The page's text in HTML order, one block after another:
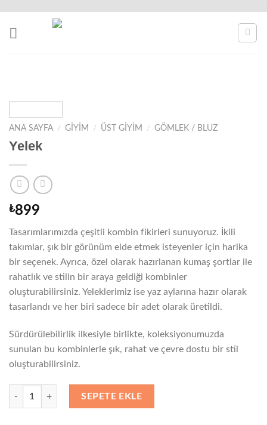
content
ANA SAYFA / GIYIM / ÜST GIYIM / GÖMLEK / BLUZ
Yelek
₺899
Tasarımlarımızda çeşitli kombin fikirleri sunuyoruz. İkili
takımlar, şık bir görünüm elde etmek isteyenler için harika
bir seçenek. Ayrıca, özel olarak hazırlanan kumaş şortlar ile
rahatlık ve stilin bir araya geldiği kombinler
oluşturabilirsiniz. Yeleklerimiz ise yaz aylarına hazır olarak
tasarlandı ve her biri sadece bir adet olarak üretildi.
Sürdürülebilirlik ilkesiyle birlikte, koleksiyonumuzda
sunulan bu kombinlerle şık, rahat ve çevre dostu bir stil
oluşturabilirsiniz.
Yelek adet
SEPETE EKLE